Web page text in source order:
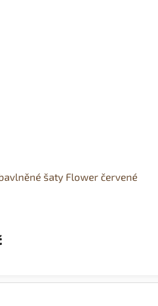
šaty Flower červené